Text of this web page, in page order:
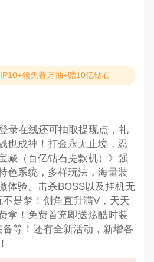
领免费万抽+赠10亿钻石
录在线还可抽取提现点，礼
也成神！打金永无止境，忍
藏（百亿钻石提款机）》强
色系统，多样玩法，海量装
体验。击杀BOSS以及挂机无
是梦！创角直升满V，天天
拿！免费首充即送炫酷时装
等！还有全新活动，新增各